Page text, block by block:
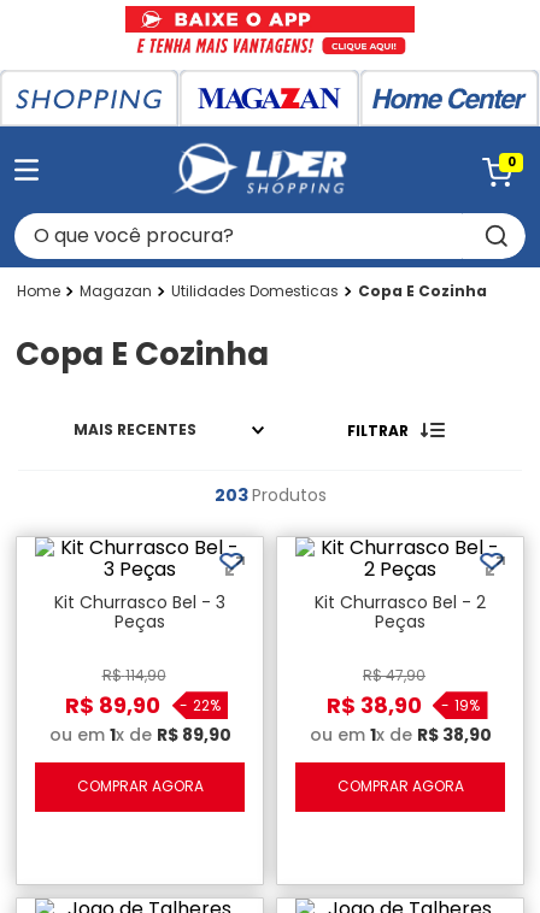
0
O que você procura?
Magazan Utilidades Domesticas Copa E Cozinha
Copa E Cozinha
MAIS RECENTES FILTRAR
203Produtos
Kit Churrasco Bel - 3
Peças
R$114,90
R$ 89,90 - 22%
ou em 1x de R$ 89,90
COMPRAR AGORA
Kit Churrasco Bel - 2
Peças
R$47,90
R$ 38,90 - 19%
ou em 1x de R$ 38,90
COMPRAR AGORA